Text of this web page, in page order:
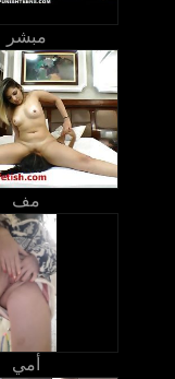
مبشر
مف
أمي